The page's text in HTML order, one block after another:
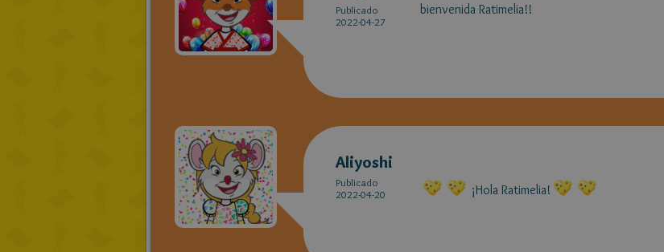
Publicado
2022-04-27
bienvenida Ratimelia!!
Aliyoshi
Publicado
2022-04-20
¡Hola Ratimelia!